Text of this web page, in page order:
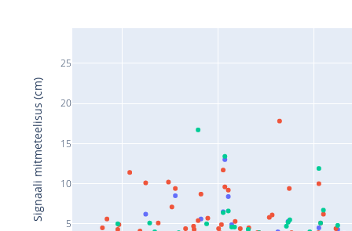
5
10
15
20
25
Signaali mitmeteelisus (cm)